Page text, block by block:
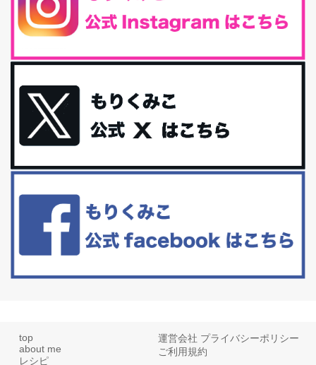
iHerb特大セール終了間近！みんな何買う？
最近お風呂上がりの炭酸水をシリカシリカにしているんだけど確か
今回は、最近毎回定期的に購入している「楽天ふるさと納税」の返
礼品トップ５を紹介します。今までいろ...
更年期を穏やかに乗りきるために今できる５つのこと。
アラフィフからの体と心の整え方。 私も気づけばアラフィフ、これ
といった更年期症状はまだ...
白髪・美容・免疫力、現代人に足りないのは海藻！
リーブオイルorごま油をたらす。&n...
top
about me
レシピ
運営会社 プライバシーポリシー
ご利用規約